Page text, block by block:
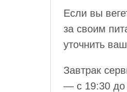
Если вы
за своим
уточнить
Завтрак
— с 19:30 до